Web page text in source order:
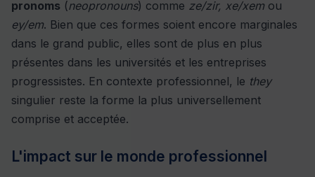
pronoms (neopronouns) comme ze/zir, xe/xem ou
ey/em. Bien que ces formes soient encore marginales
dans le grand public, elles sont de plus en plus
présentes dans les universités et les entreprises
progressistes. En contexte professionnel, le they
singulier reste la forme la plus universellement
comprise et acceptée.
L'impact sur le monde professionnel